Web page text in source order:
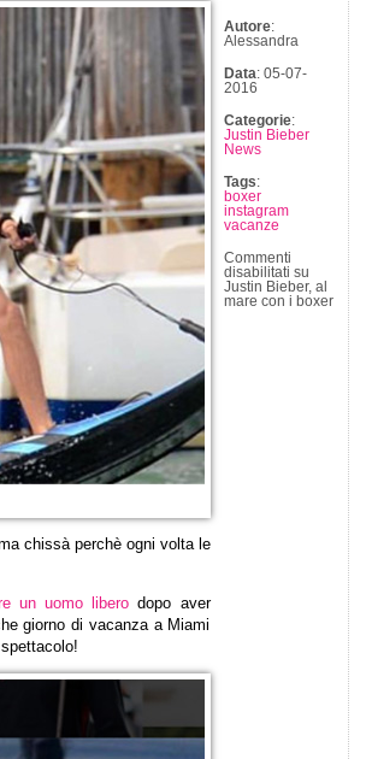
chissà perchè ogni volta le
un uomo libero dopo aver
giorno di vacanza a Miami
Autore:
Alessandra
Data: 05-07-
2016
Categorie:
Justin Bieber
News
Tags:
boxer
instagram
vacanze
Commenti
disabilitati su
Justin Bieber, al
mare con i boxer